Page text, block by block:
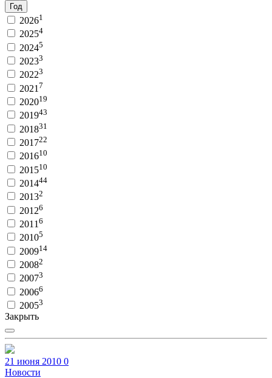
Год
20261
20254
20245
20233
20223
2021 7
202019
201943
201831
201722
201610
201510
201444
20132
20126
2011 6
20105
200914
20082
20073
20066
20053
Закрыть
21 июня 2010 0
Новости